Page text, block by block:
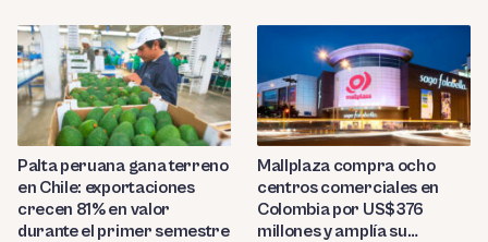
Palta peruana gana terreno
en Chile: exportaciones
crecen 81% en valor
durante el primer semestre
Mallplaza compra ocho
centros comerciales en
Colombia por US$376
millones y amplía su